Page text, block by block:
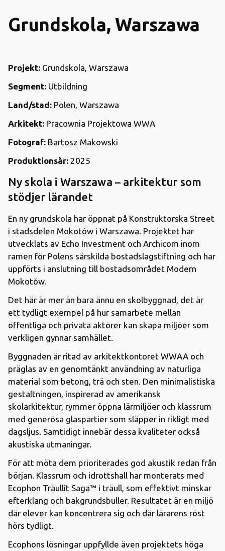
Grundskola, Warszawa
Projekt: Grundskola, Warszawa
Segment: Utbildning
Land/stad: Polen, Warszawa
Arkitekt: Pracownia Projektowa WWA
Fotograf: Bartosz Makowski
Produktionsår: 2025
Ny skola i Warszawa – arkitektur som
stödjer lärandet
En ny grundskola har öppnat på Konstruktorska Street
i stadsdelen Mokotów i Warszawa. Projektet har
utvecklats av Echo Investment och Archicom inom
ramen för Polens särskilda bostadslagstiftning och har
uppförts i anslutning till bostadsområdet Modern
Mokotów.
Det här är mer än bara ännu en skolbyggnad, det är
ett tydligt exempel på hur samarbete mellan
offentliga och privata aktörer kan skapa miljöer som
verkligen gynnar samhället.
Byggnaden är ritad av arkitektkontoret WWAA och
präglas av en genomtänkt användning av naturliga
material som betong, trä och sten. Den minimalistiska
gestaltningen, inspirerad av amerikansk
skolarkitektur, rymmer öppna lärmiljöer och klassrum
med generösa glaspartier som släpper in rikligt med
dagsljus. Samtidigt innebär dessa kvaliteter också
akustiska utmaningar.
För att möta dem prioriterades god akustik redan från
början. Klassrum och idrottshall har monterats med
Ecophon Träullit Saga™ i träull, som effektivt minskar
efterklang och bakgrundsbuller. Resultatet är en miljö
där elever kan koncentrera sig och där lärarens röst
hörs tydligt.
Ecophons lösningar uppfyllde även projektets höga